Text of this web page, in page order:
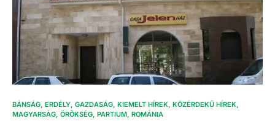
BÁNSÁG ERDÉLY GAZDASÁG KIEMELT HÍREK KÖZÉRDEKŰ HÍREK
MAGYARSÁG ÖRÖKSÉG PARTIUM ROMÁNIA